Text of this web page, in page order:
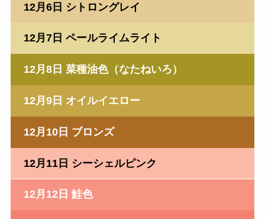
12月6日 シトロングレイ
12月7日 ペールライムライト
12月8日 菜種油色（なたねいろ）
12月9日 オイルイエロー
12月10日 ブロンズ
12月11日 シーシェルピンク
12月12日 鮭色